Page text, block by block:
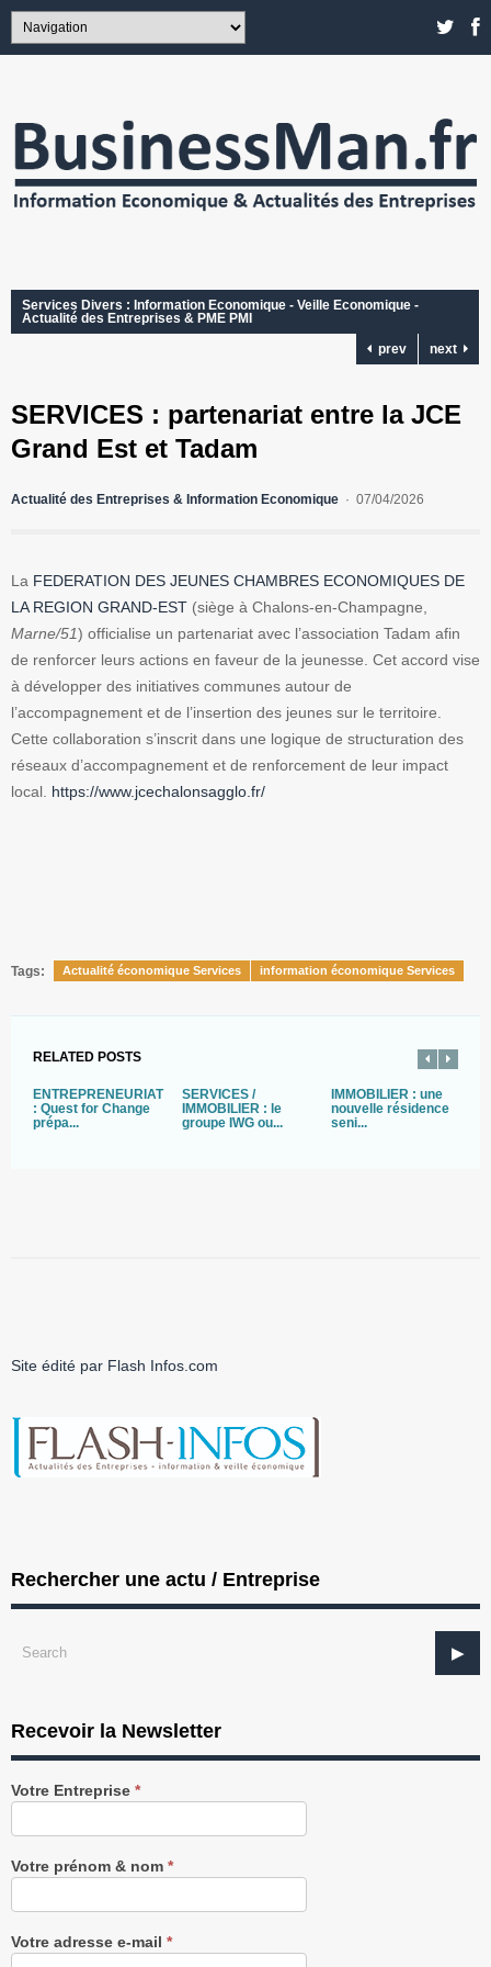
Services Divers : Information Economique - Veille Economique -
Actualité des Entreprises & PME PMI
prev
next
SERVICES : partenariat entre la JCE
Grand Est et Tadam
Actualité des Entreprises & Information Economique 07/04/2026
La FEDERATION DES JEUNES CHAMBRES ECONOMIQUES DE
LA REGION GRAND-EST (siège à Chalons-en-Champagne,
Marne/51) officialise un partenariat avec l’association Tadam afin
de renforcer leurs actions en faveur de la jeunesse. Cet accord vise
à développer des initiatives communes autour de
l’accompagnement et de l’insertion des jeunes sur le territoire.
Cette collaboration s’inscrit dans une logique de structuration des
réseaux d’accompagnement et de renforcement de leur impact
local. https://www.jcechalonsagglo.fr/
Tags: Actualité économique Services information économique Services
RELATED POSTS
ENTREPRENEURIAT
: Quest for Change
prépa...
SERVICES /
IMMOBILIER : le
groupe IWG ou...
IMMOBILIER : une
nouvelle résidence
seni...
Site édité par Flash Infos.com
Rechercher une actu / Entreprise
Recevoir la Newsletter
Recevez
notre
gratuitement
Votre Entreprise *
Votre prénom & nom *
Votre adresse e-mail *